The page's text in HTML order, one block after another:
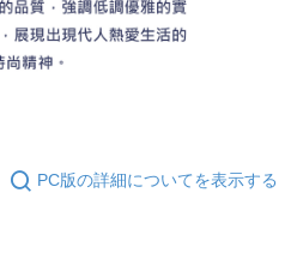
PC版の詳細についてを表示する